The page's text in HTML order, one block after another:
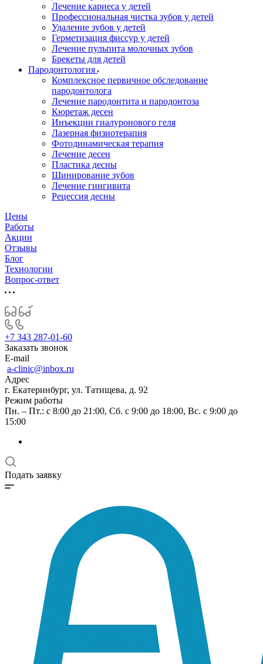
Лечение кариеса у детей
Профессиональная чистка зубов у детей
Удаление зубов у детей
Герметизация фиссур у детей
Лечение пульпита молочных зубов
Брекеты для детей
Пародонтология
Комплексное первичное обследование
пародонтолога
Лечение пародонтита и пародонтоза
Кюретаж десен
Инъекции гиалуронового геля
Лазерная физиотерапия
Фотодинамическая терапия
Лечение десен
Пластика десны
Шинирование зубов
Лечение гингивита
Рецессия десны
Цены
Работы
Акции
Отзывы
Блог
Технологии
Вопрос-ответ
+7 343 287-01-60
Заказать звонок
E-mail
a-clinic@inbox.ru
Адрес
г. Екатеринбург, ул. Татищева, д. 92
Режим работы
Пн. – Пт.: с 8:00 до 21:00, Сб. с 9:00 до 18:00, Вс. с 9:00 до
15:00
Подать заявку